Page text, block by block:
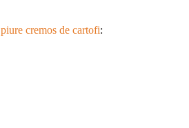
piure cremos de cartofi: